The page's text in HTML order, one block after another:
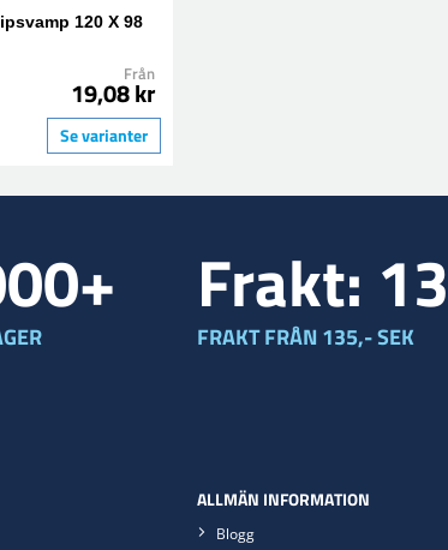
120 X 98
Från
19,08 kr
Se varianter
Frakt:
FRAKT FRÅN 135,- SEK
ALLMÄN INFORMATION
Blogg